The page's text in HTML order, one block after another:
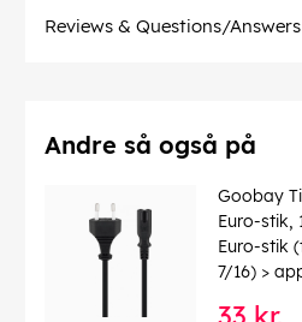
Afskærmning klasse: S/FTP
Driftstemperatur op til: 60 °C
Driftstemperatur fra
: -20 °C
: 250 MHz
Kink beskyttelse
: tosidet
Kabeltype
: Rundkabel
Materiale kabelkappe: LSZH
Reviews & Questions/Answers
Andre så også på
Goobay
Euro-stik,
Euro-stik
7/16) >